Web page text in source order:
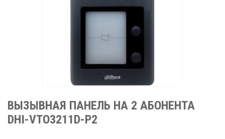
ВЫЗЫВНАЯ ПАНЕЛЬ НА 2 АБОНЕНТА
DHI-VTO3211D-P2